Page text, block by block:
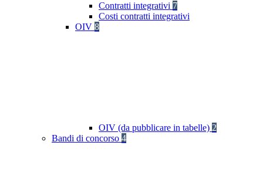
Contratti integrativi 7
Costi contratti integrativi
OIV 8
OIV (da pubblicare in tabelle) 2
Bandi di concorso 4